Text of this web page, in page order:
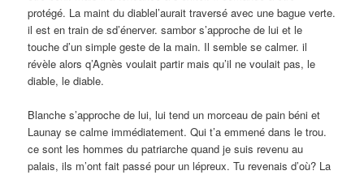
protégé. La maint du diablel’aurait traversé avec une bague verte.
il est en train de sd’énerver. sambor s’approche de lui et le
touche d’un simple geste de la main. Il semble se calmer. il
révèle alors q’Agnès voulait partir mais qu’il ne voulait pas, le
diable, le diable.
Blanche s’approche de lui, lui tend un morceau de pain béni et
Launay se calme immédiatement. Qui t’a emmené dans le trou.
ce sont les hommes du patriarche quand je suis revenu au
palais, ils m’ont fait passé pour un lépreux. Tu revenais d’où? La